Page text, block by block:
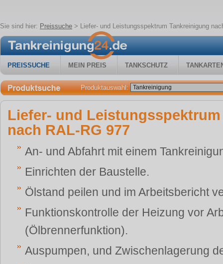
Sie sind hier: Preissuche > Liefer- und Leistungsspektrum Tankreinigung
PREISSUCHE MEIN PREIS TANKSCHUTZ
Produktauswahl:
Liefer- und
nach RAL-RG 977
An- und Abfahrt mit einem
Einrichten der Baustelle.
Ölstand peilen und im Arbeitsbericht
Funktionskontrolle der Heizung vor
(Ölbrennerfunktion).
Auspumpen, und Zwischenlagerung